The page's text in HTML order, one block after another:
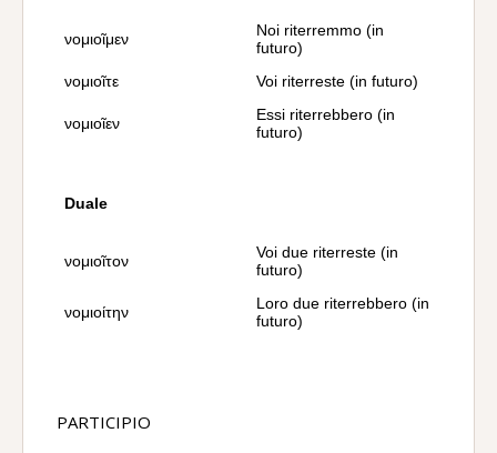
νομιοῖμεν
Noi riterremmo (in
futuro)
νομιοῖτε
Voi riterreste (in futuro)
νομιοῖεν
Essi riterrebbero (in
futuro)
Duale
νομιοῖτον
Voi due riterreste (in
futuro)
νομιοίτην
Loro due riterrebbero (in
futuro)
PARTICIPIO